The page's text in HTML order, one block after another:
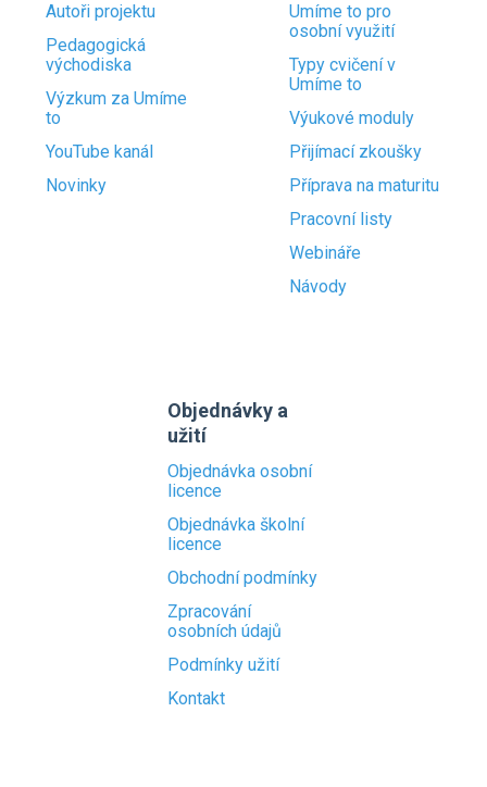
Autoři projektu
Pedagogická
východiska
Výzkum za Umíme
to
YouTube kanál
Novinky
Umíme to pro
osobní využití
Typy cvičení v
Umíme to
Výukové moduly
Přijímací zkoušky
Příprava na maturitu
Pracovní listy
Webináře
Návody
Objednávky a
užití
Objednávka osobní
licence
Objednávka školní
licence
Obchodní podmínky
Zpracování
osobních údajů
Podmínky užití
Kontakt